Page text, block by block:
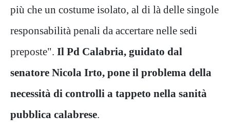
più che un costume isolato, al di là delle singole
responsabilità penali da accertare nelle sedi
preposte". Il Pd Calabria, guidato dal
senatore Nicola Irto, pone il problema della
necessità di controlli a tappeto nella sanità
pubblica calabrese.